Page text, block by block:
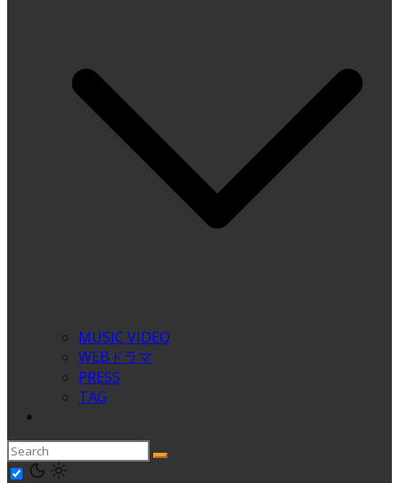
MUSIC VIDEO
WEBドラマ
PRESS
TAG